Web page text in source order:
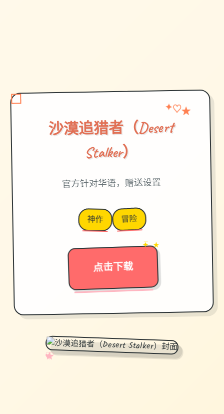
沙漠追猎者（Desert
Stalker）
✦♡★
官方针对华语，赠送设置
神作 冒险
点击下载
→
✦ ★
✧
♡
★
♥